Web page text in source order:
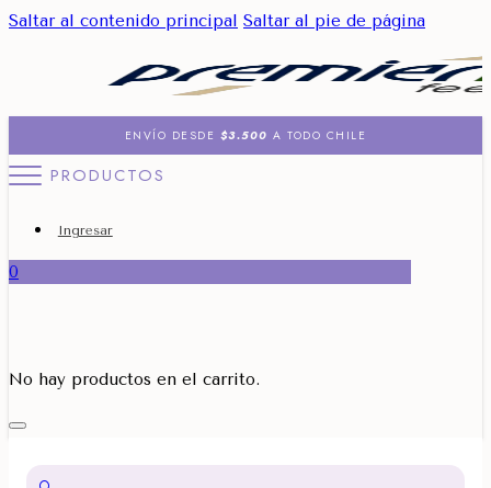
Saltar al contenido principal Saltar al pie de página
ENVÍO DESDE $3.500 A TODO CHILE
PRODUCTOS
Ingresar
0
No hay productos en el carrito.